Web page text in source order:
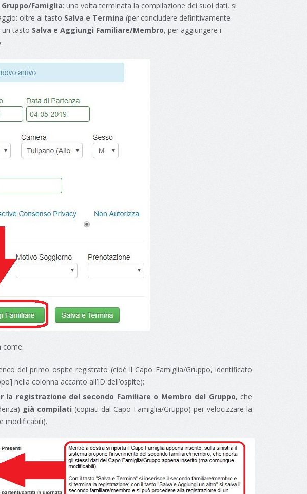
Gruppo/Famiglia: una volta terminata la compilazione dei suoi dati, si
oltre al tasto Salva e Termina (per concludere definitivamente
un tasto Salva e Aggiungi Familiare/Membro, per aggiungere i
come:
del primo ospite registrato (cioè il Capo Famiglia/Gruppo, identificato
nella colonna accanto all’ID dell’ospite);
la registrazione del secondo Familiare o Membro del Gruppo, che
già compilati (copiati dal Capo Famiglia/Gruppo) per velocizzare la
modificabili).